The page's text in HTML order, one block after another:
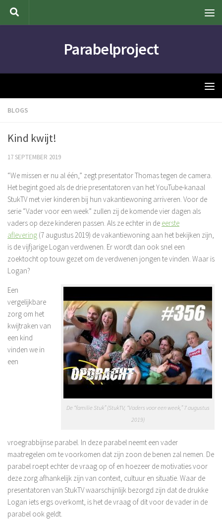
Doorgaan naar inhoud
Parabelproject
BLOGS
Kind kwijt!
17 SEPTEMBER 2019
“We missen er nu al één,” zegt presentator Thomas tegen de camera.
Het begint goed als de drie presentatoren van het YouTube-kanaal
StukTV met vier kinderen bij hun vakantiewoning arriveren. Voor de
serie “Vader voor een week” zullen zij de komende vier dagen als
vaders op deze kinderen passen. Als ze echter in de eerste
aflevering (7 augustus 2019) de vakantiewoning aan het bekijken zijn,
is de vijfjarige Logan verdwenen. Er wordt dan ook snel een
zoektocht op touw gezet om de verdwenen jongen te vinden. Waar is
Logan?
De “familie Stuk” (StukTV, “Vaders voor een week,” 7 augustus
2019)
Een
vergelijkbare
zorg om het
kwijtraken van
een kind
vinden we in
een
vroegrabbijnse parabel. In deze parabel neemt een vader
maatregelen om te voorkomen dat zijn zoon de benen zal nemen. De
parabel roept echter de vraag op of en hoezeer de motivaties voor
deze zorg afhankelijk zijn van context, cultuur en situatie. Waar de
presentatoren van StukTV waarschijnlijk bezorgd zijn dat de drukke
Logan iets ergs overkomt, is het de vraag of dit voor de vader in de
parabel ook geldt.